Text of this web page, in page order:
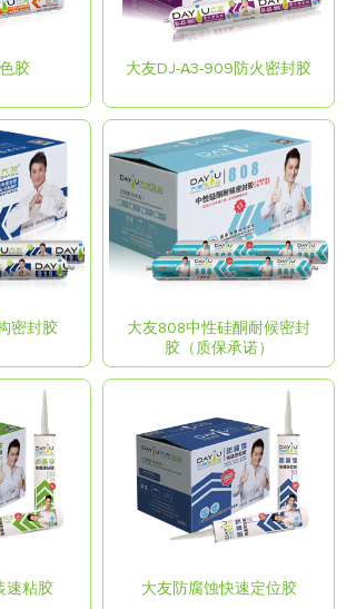
胶 大友DJ-A3-909防火密封胶
密封胶
大友808中性硅酮耐候密封
胶（质保承诺）
速粘胶 大友防腐蚀快速定位胶